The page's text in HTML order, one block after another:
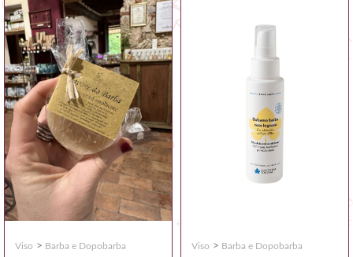
Viso > Barba e Dopobarba Viso > Barba e Dopobarba